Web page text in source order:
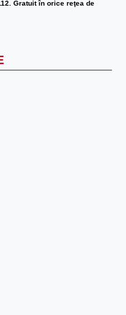
Gratuit în orice reţea de